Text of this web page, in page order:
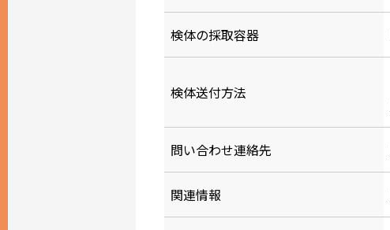
検体の採取容器
検体送付方法
問い合わせ連絡先
関連情報